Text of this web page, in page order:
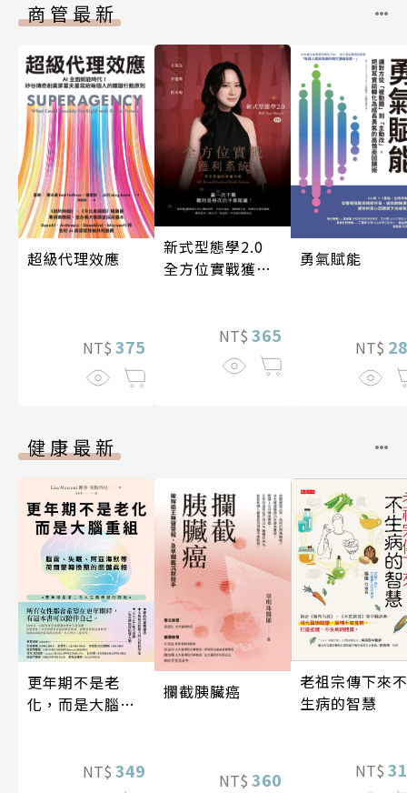
商管最新
超級代理效應
NT$ 375
新式型態學2.0
全方位實戰獲利
NT$ 365
勇氣賦能
NT$
健康最新
更年期不是老
化，而是大腦重
NT$ 349
攔截胰臟癌
NT$ 360
老祖宗傳下來不
生病的智慧
NT$